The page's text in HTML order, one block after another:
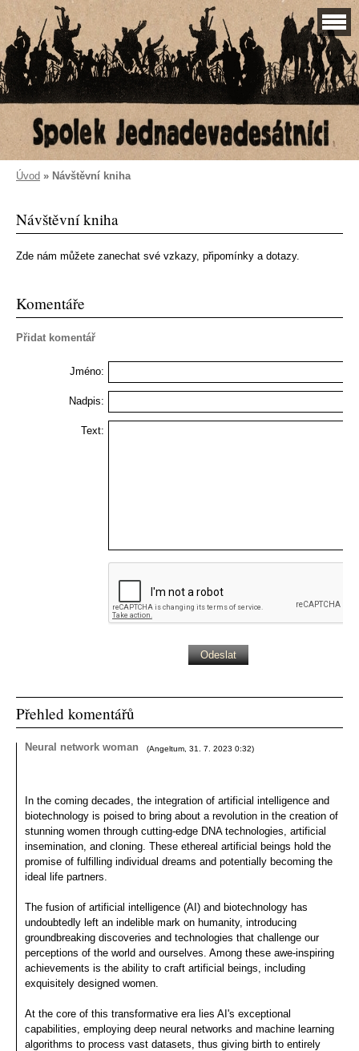
Úvod » Návštěvní kniha
Návštěvní kniha
Zde nám můžete zanechat své vzkazy, připomínky a dotazy.
Komentáře
Přidat komentář
Jméno:
Nadpis:
Text:
Přehled komentářů
Neural network woman (Angeltum 31. 7. 2023 0:32)
In the coming decades, the integration of artificial intelligence and
biotechnology is poised to bring about a revolution in the creation of
stunning women through cutting-edge DNA technologies, artificial
insemination, and cloning. These ethereal artificial beings hold the
promise of fulfilling individual dreams and potentially becoming the
ideal life partners.
The fusion of artificial intelligence (AI) and biotechnology has
undoubtedly left an indelible mark on humanity, introducing
groundbreaking discoveries and technologies that challenge our
perceptions of the world and ourselves. Among these awe-inspiring
achievements is the ability to craft artificial beings, including
exquisitely designed women.
At the core of this transformative era lies AI's exceptional
capabilities, employing deep neural networks and machine learning
algorithms to process vast datasets, thus giving birth to entirely